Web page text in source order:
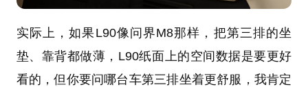
实际上，如果L90像问界M8那样，把第三排的坐
垫、靠背都做薄，L90纸面上的空间数据是要更好
看的，但你要问哪台车第三排坐着更舒服，我肯定